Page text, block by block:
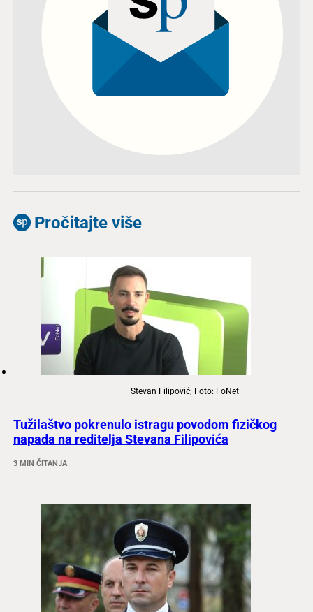
Pročitajte više
Stevan Filipović; Foto: FoNet
Tužilaštvo pokrenulo istragu povodom fizičkog
napada na reditelja Stevana Filipovića
3 MIN ČITANJA